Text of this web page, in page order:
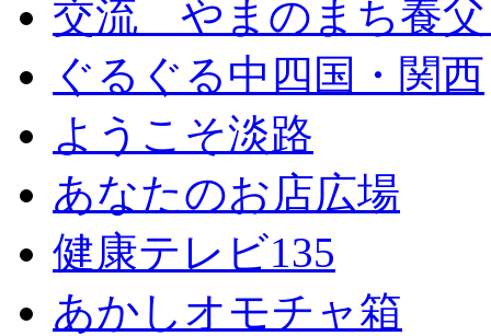
交流 やまのまち養父
ぐるぐる中四国・関西
ようこそ淡路
あなたのお店広場
健康テレビ135
あかしオモチャ箱